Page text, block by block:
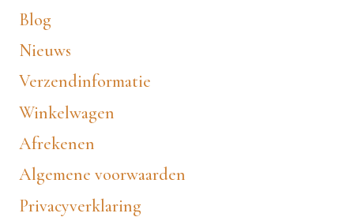
Blog
Nieuws
Verzendinformatie
Winkelwagen
Afrekenen
Algemene voorwaarden
Privacyverklaring